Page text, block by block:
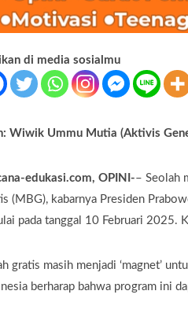
di media sosialmu
Wiwik Ummu Mutia (Aktivis
edukasi.com, OPINI-– Seolah
(MBG), kabarnya Presiden
pada tanggal 10 Februari 2025.
gratis masih menjadi ‘magnet’
berharap bahwa program ini